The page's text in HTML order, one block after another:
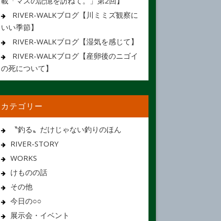
RIVER-WALKブログ【川ミミズ観察に
いい季節】
RIVER-WALKブログ【湿気を感じて】
RIVER-WALKブログ【産卵後のニゴイ
の死について】
カテゴリー
〝釣る〟だけじゃない釣りのほん
RIVER-STORY
WORKS
けものの話
その他
今日の○○
展示会・イベント